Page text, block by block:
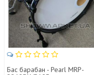
Бас барабан - Pearl MRP-